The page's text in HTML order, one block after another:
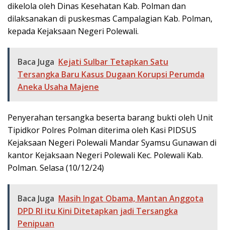
dikelola oleh Dinas Kesehatan Kab. Polman dan
dilaksanakan di puskesmas Campalagian Kab. Polman,
kepada Kejaksaan Negeri Polewali.
Baca Juga Kejati Sulbar Tetapkan Satu
Tersangka Baru Kasus Dugaan Korupsi Perumda
Aneka Usaha Majene
Penyerahan tersangka beserta barang bukti oleh Unit
Tipidkor Polres Polman diterima oleh Kasi PIDSUS
Kejaksaan Negeri Polewali Mandar Syamsu Gunawan di
kantor Kejaksaan Negeri Polewali Kec. Polewali Kab.
Polman. Selasa (10/12/24)
Baca Juga Masih Ingat Obama, Mantan Anggota
DPD RI itu Kini Ditetapkan jadi Tersangka
Penipuan